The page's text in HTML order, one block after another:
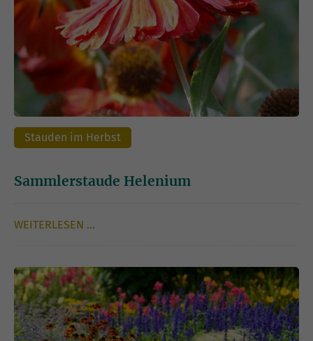
Stauden im Herbst
Sammlerstaude Helenium
WEITERLESEN …